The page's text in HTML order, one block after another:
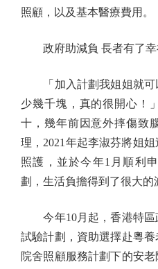
照顧，以及基本醫療費用。
政府助減負 長者有了幸
「加入計劃我姐姐就可
少幾千塊，真的很開心！
十，幾年前因意外摔傷致
理，2021年起李淑芬將姐
照護，並於今年1月順利
劃，生活負擔得到了很大的
今年10月起，香港特區
試驗計劃，資助選擇赴粵
院舍照顧服務計劃下的安